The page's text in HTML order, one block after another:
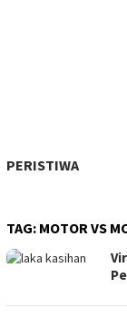
PERISTIWA
TAG: MOTOR VS